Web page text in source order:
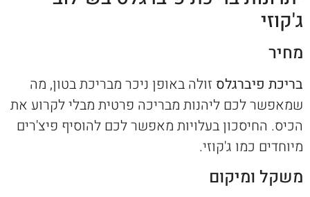
ג'קוזי
מחיר
בריכת פיברגלס זולה באופן ניכר מבריכת בטון, מה
שמאפשר לכם ליהנות מבריכה פרטית מבלי לקרוע את
הכיס. החיסכון בעלויות מאפשר לכם להוסיף פיצ'רים
מיוחדים כמו ג'קוזי.
משקל ומיקום